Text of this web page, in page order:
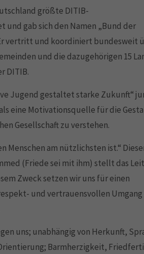
größte DITIB-
gab sich den Namen „Bund der
vertritt und koordiniert bundesweit
und die dazugehörigen 15
DITIB.
Jugend gestaltet starke Zukunft“
eine Motivationsquelle für die
Gesellschaft zu verstehen.
Menschen am nützlichsten ist.“
(Friede sei mit ihm) stellt das
Zweck setzen wir uns für einen
und vertrauensvollen
uns; unabhängig von Herkunft,
Barmherzigkeit,